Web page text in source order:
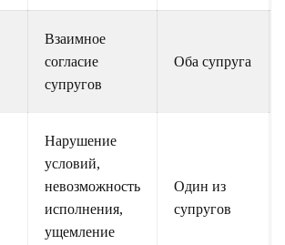
Взаимное
согласие
супругов
Оба супруга
Нарушение
условий,
невозможность
исполнения,
ущемление
Один из
супругов